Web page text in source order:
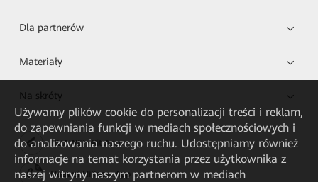
Dla partnerów
Materiały
Na skróty
HUAWEI eKit App
Huawei HiKnow App
Używamy plików cookie do personalizacji treści i reklam,
do zapewniania funkcji w mediach społecznościowych i
do analizowania naszego ruchu. Udostępniamy również
informacje na temat korzystania przez użytkownika z
naszej witryny naszym partnerom w mediach